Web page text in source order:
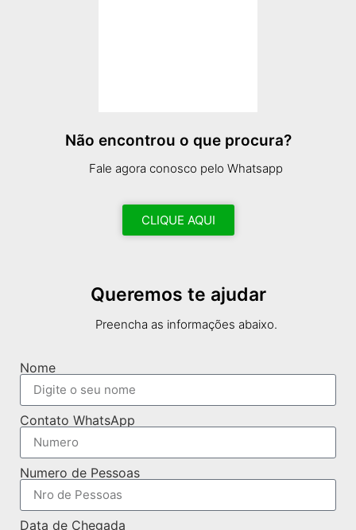
Não encontrou o que procura?
Fale agora conosco pelo Whatsapp
CLIQUE AQUI
Queremos te ajudar
Preencha as informações abaixo.
Nome
Contato WhatsApp
Numero de Pessoas
Data de Chegada